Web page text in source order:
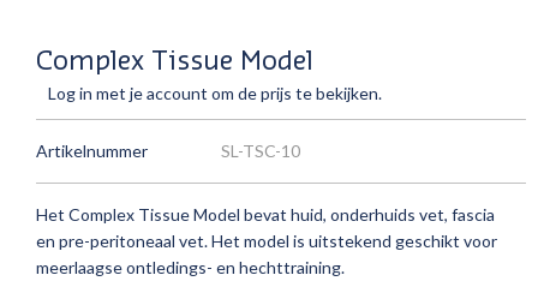
Complex Tissue Model
Log in met je account om de prijs te bekijken.
Artikelnummer SL-TSC-10
Het Complex Tissue Model bevat huid, onderhuids vet, fascia
en pre-peritoneaal vet. Het model is uitstekend geschikt voor
meerlaagse ontledings- en hechttraining.